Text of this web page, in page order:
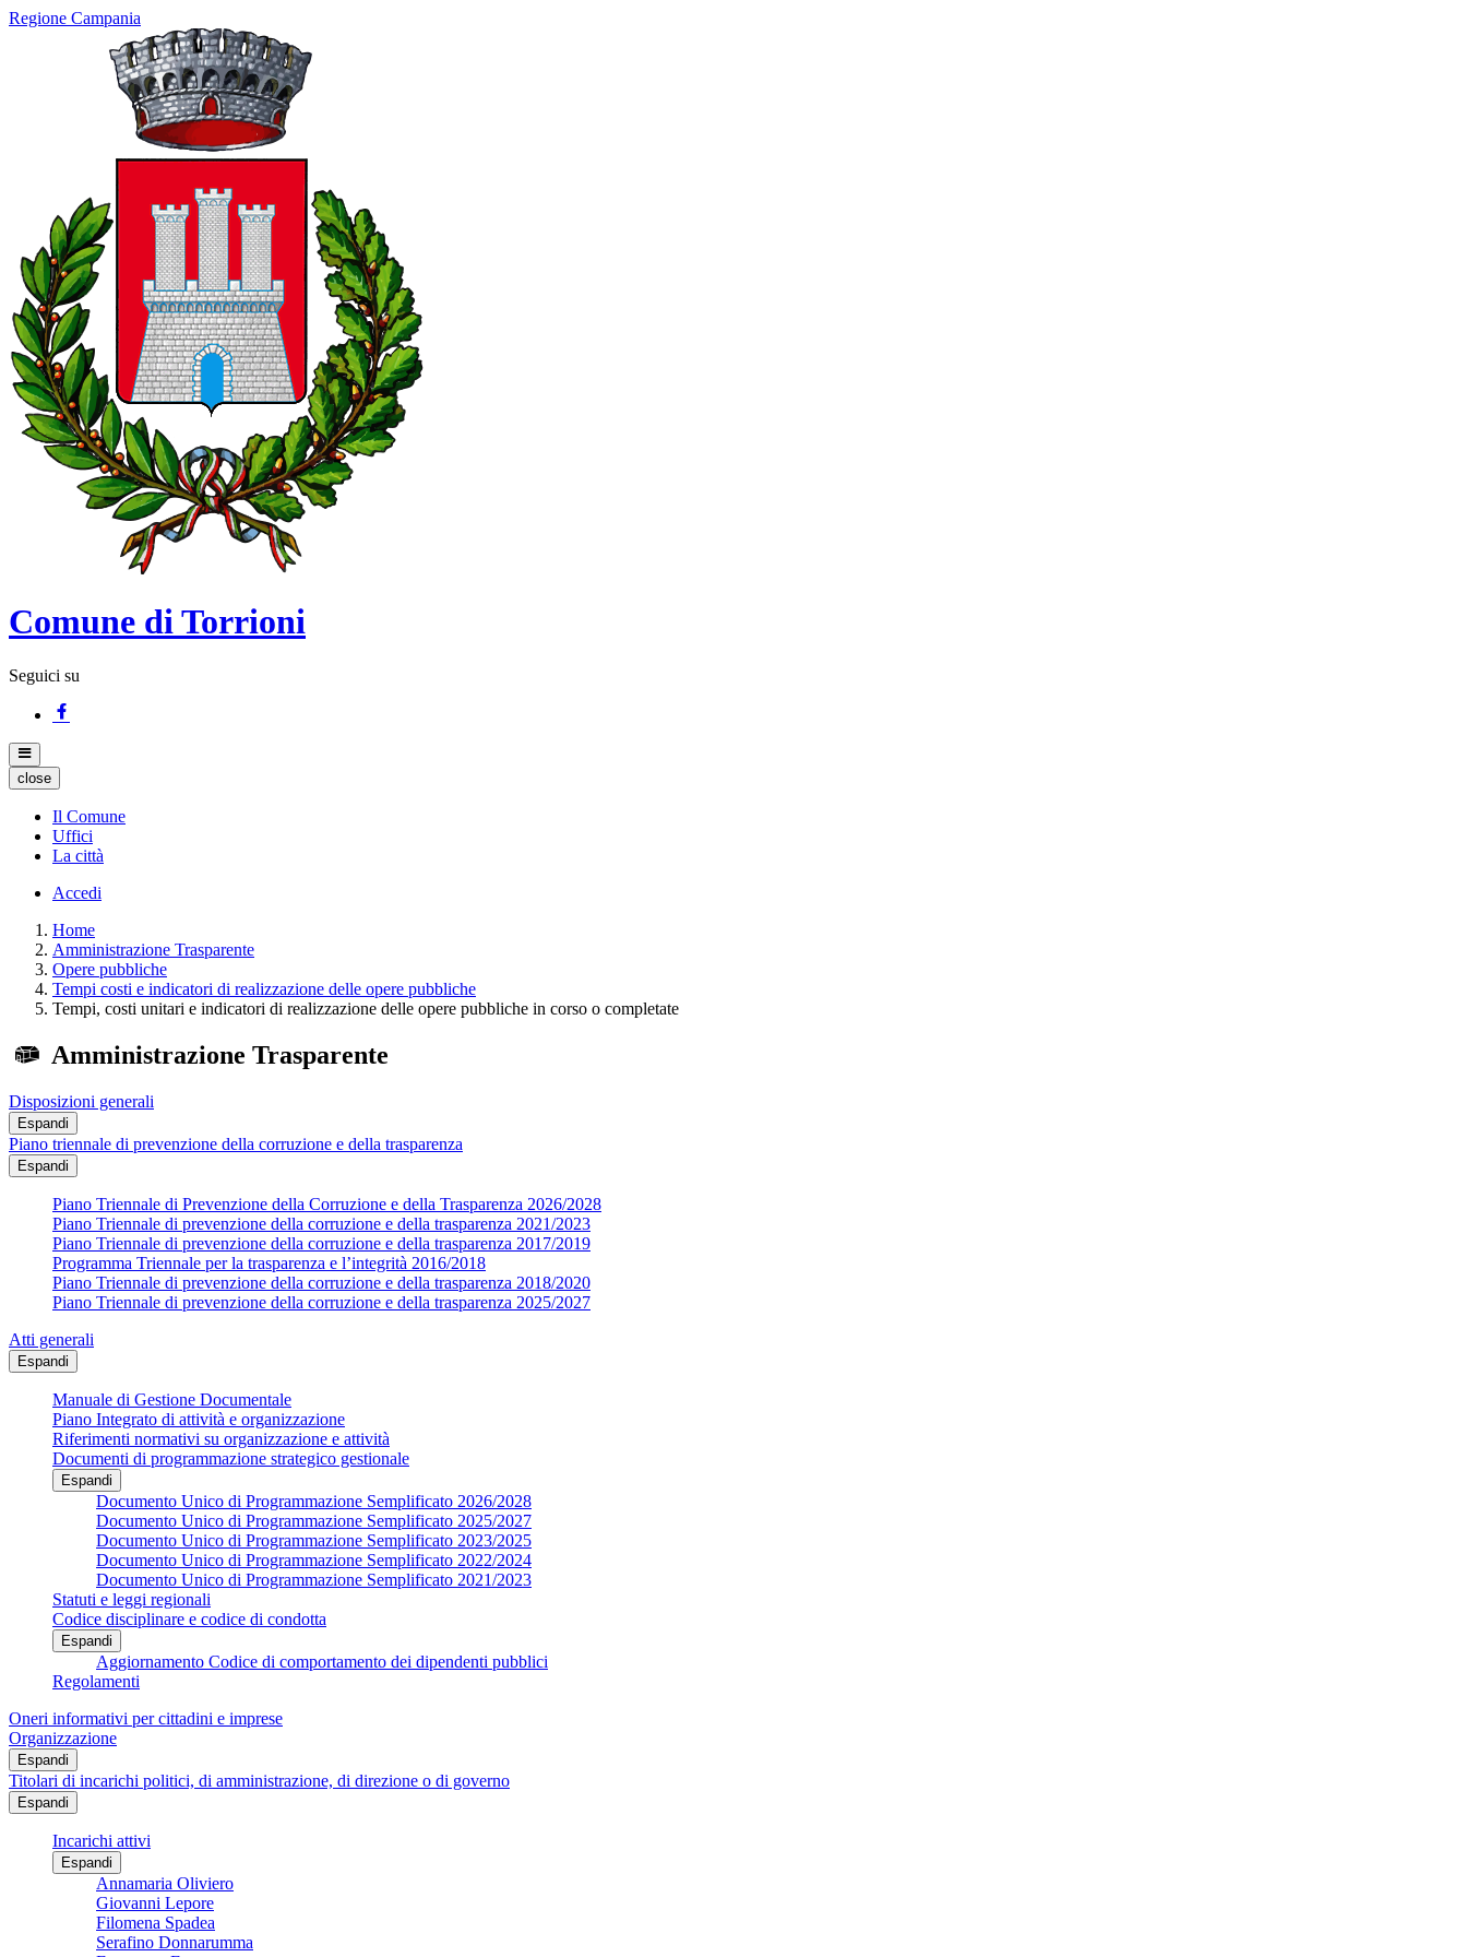
Regione Campania
Comune di Torrioni
Seguici su
close
Il Comune
Uffici
La città
Accedi
Home
Amministrazione Trasparente
Opere pubbliche
Tempi costi e indicatori di realizzazione delle opere pubbliche
Tempi, costi unitari e indicatori di realizzazione delle opere pubbliche in corso o completate
Amministrazione Trasparente
Disposizioni generali
Espandi
Piano triennale di prevenzione della corruzione e della trasparenza
Espandi
Piano Triennale di Prevenzione della Corruzione e della Trasparenza 2026/2028
Piano Triennale di prevenzione della corruzione e della trasparenza 2021/2023
Piano Triennale di prevenzione della corruzione e della trasparenza 2017/2019
Programma Triennale per la trasparenza e l’integrità 2016/2018
Piano Triennale di prevenzione della corruzione e della trasparenza 2018/2020
Piano Triennale di prevenzione della corruzione e della trasparenza 2025/2027
Atti generali
Espandi
Manuale di Gestione Documentale
Piano Integrato di attività e organizzazione
Riferimenti normativi su organizzazione e attività
Documenti di programmazione strategico gestionale
Espandi
Documento Unico di Programmazione Semplificato 2026/2028
Documento Unico di Programmazione Semplificato 2025/2027
Documento Unico di Programmazione Semplificato 2023/2025
Documento Unico di Programmazione Semplificato 2022/2024
Documento Unico di Programmazione Semplificato 2021/2023
Statuti e leggi regionali
Codice disciplinare e codice di condotta
Espandi
Aggiornamento Codice di comportamento dei dipendenti pubblici
Regolamenti
Oneri informativi per cittadini e imprese
Organizzazione
Espandi
Titolari di incarichi politici, di amministrazione, di direzione o di governo
Espandi
Incarichi attivi
Espandi
Annamaria Oliviero
Giovanni Lepore
Filomena Spadea
Serafino Donnarumma